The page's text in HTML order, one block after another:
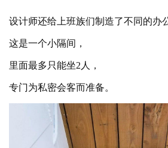
设计师还给上班族们制造了不同的办
这是一个小隔间，
里面最多只能坐2人，
专门为私密会客而准备。